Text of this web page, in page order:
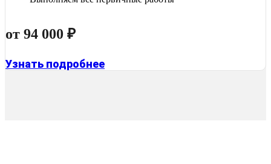
от 94 000 ₽
Узнать подробнее